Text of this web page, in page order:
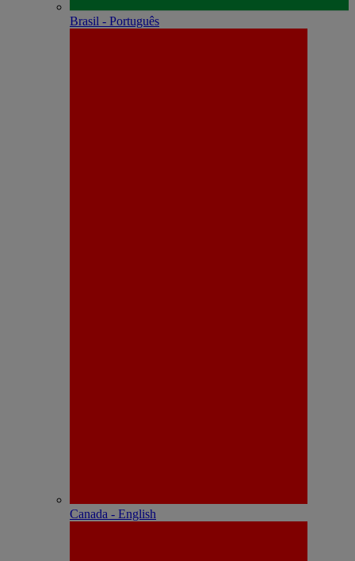
Brasil - Português
Canada - English